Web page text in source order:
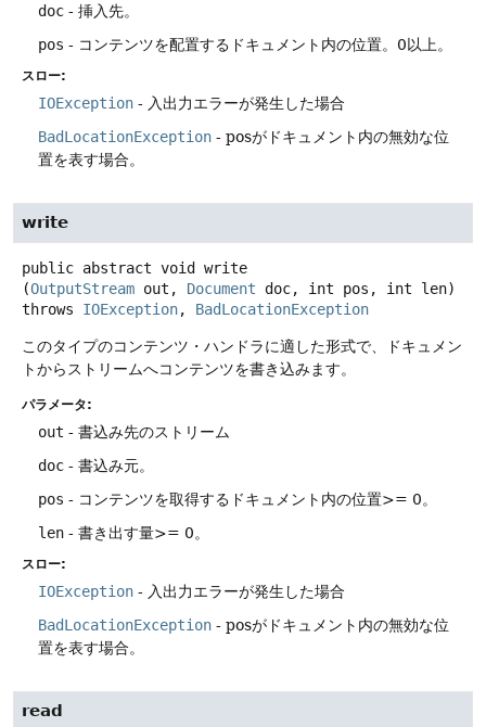
doc - 挿入先。
pos - コンテンツを配置するドキュメント内の位置。0以上。
スロー:
IOException - 入出力エラーが発生した場合
BadLocationException - posがドキュメント内の無効な位
置を表す場合。
write
public abstract void
write
(OutputStream out, Document doc, int pos, int len)
throws IOException, BadLocationException
このタイプのコンテンツ・ハンドラに適した形式で、ドキュメン
トからストリームへコンテンツを書き込みます。
パラメータ:
out - 書込み先のストリーム
doc - 書込み元。
pos - コンテンツを取得するドキュメント内の位置>= 0。
len - 書き出す量>= 0。
スロー:
IOException - 入出力エラーが発生した場合
BadLocationException - posがドキュメント内の無効な位
置を表す場合。
read